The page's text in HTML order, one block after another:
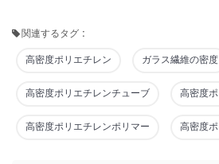
関連するタグ :
高密度ポリエチレン
ガラス繊維の密度
高密度ポリエチレンチューブ 高密度
高密度ポリエチレンポリマー 高密度